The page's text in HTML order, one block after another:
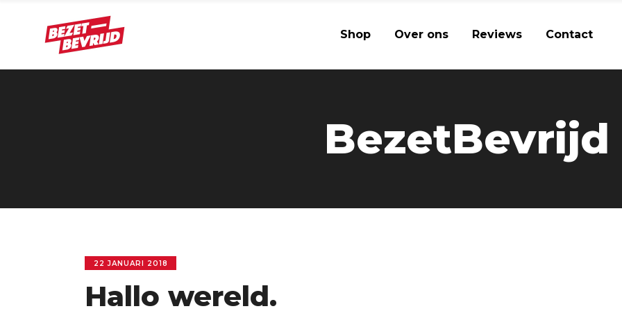
Shop Over ons Reviews Contact
BezetBevrijd
22 JANUARI 2018
Hallo wereld.